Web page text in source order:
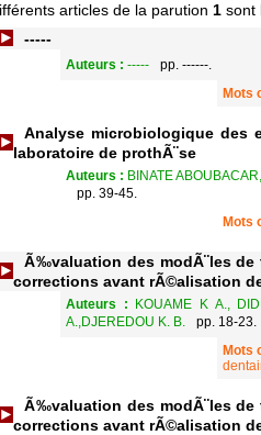
articles de la parution 1 sont
-----
Auteurs : -----
pp. ------.
Mots
Analyse microbiologique des
laboratoire de prothÃ¨se
Auteurs : BINATE
pp. 39-45.
Mots
Ã‰valuation des modÃ¨les
corrections avant rÃ©alisation
Auteurs :
KOUAME K A.,
A.,DJEREDOU K. B.
pp. 18-23.
Mots
Ã‰valuation des modÃ¨les
corrections avant rÃ©alisation